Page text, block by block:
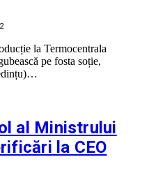
la Termocentrala
pe fosta soție,
al Ministrului
la CEO